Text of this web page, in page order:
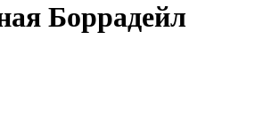
Боррадейл